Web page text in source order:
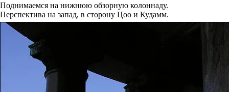
Поднимаемся на нижнюю обзорную колоннаду.
Перспектива на запад, в сторону Цоо и Кудамм.